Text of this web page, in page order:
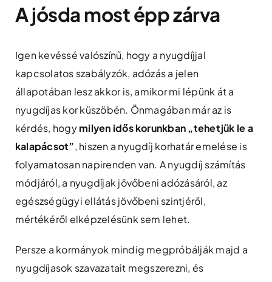
A jósda most épp zárva
Igen kevéssé valószínű, hogy a nyugdíjjal
kapcsolatos szabályzók, adózás a jelen
állapotában lesz akkor is, amikor mi lépünk át a
nyugdíjas kor küszöbén. Önmagában már az is
kérdés, hogymilyen idős korunkban „tehetjük le a
kalapácsot”, hiszen a nyugdíj korhatár emelése is
folyamatosan napirenden van. A nyugdíj számítás
módjáról, a nyugdíjak jövőbeni adózásáról, az
egészségügyi ellátás jövőbeni szintjéről,
mértékéről elképzelésünk sem lehet.
Persze a kormányok mindig megpróbálják majd a
nyugdíjasok szavazatait megszerezni, és